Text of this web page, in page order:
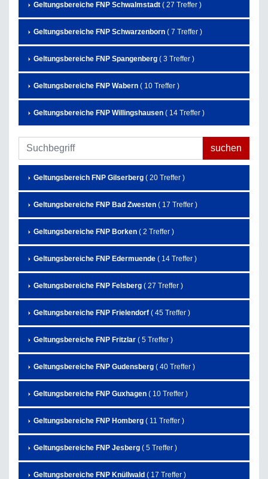
Geltungsbereiche FNP Schwalmstadt ( 27 Treffer )
Geltungsbereiche FNP Schwarzenborn ( 7 Treffer )
Geltungsbereiche FNP Spangenberg ( 3 Treffer )
Geltungsbereiche FNP Wabern ( 10 Treffer )
Geltungsbereiche FNP Willingshausen ( 14 Treffer )
Geltungsbereich FNP Gilserberg ( 20 Treffer )
Geltungsbereiche FNP Bad Zwesten ( 17 Treffer )
Geltungsbereiche FNP Borken ( 2 Treffer )
Geltungsbereiche FNP Edermuende ( 14 Treffer )
Geltungsbereiche FNP Felsberg ( 27 Treffer )
Geltungsbereiche FNP Frielendorf ( 45 Treffer )
Geltungsbereiche FNP Fritzlar ( 5 Treffer )
Geltungsbereiche FNP Gudensberg ( 40 Treffer )
Geltungsbereiche FNP Guxhagen ( 10 Treffer )
Geltungsbereiche FNP Homberg ( 11 Treffer )
Geltungsbereiche FNP Jesberg ( 5 Treffer )
Geltungsbereiche FNP Knüllwald ( 17 Treffer )